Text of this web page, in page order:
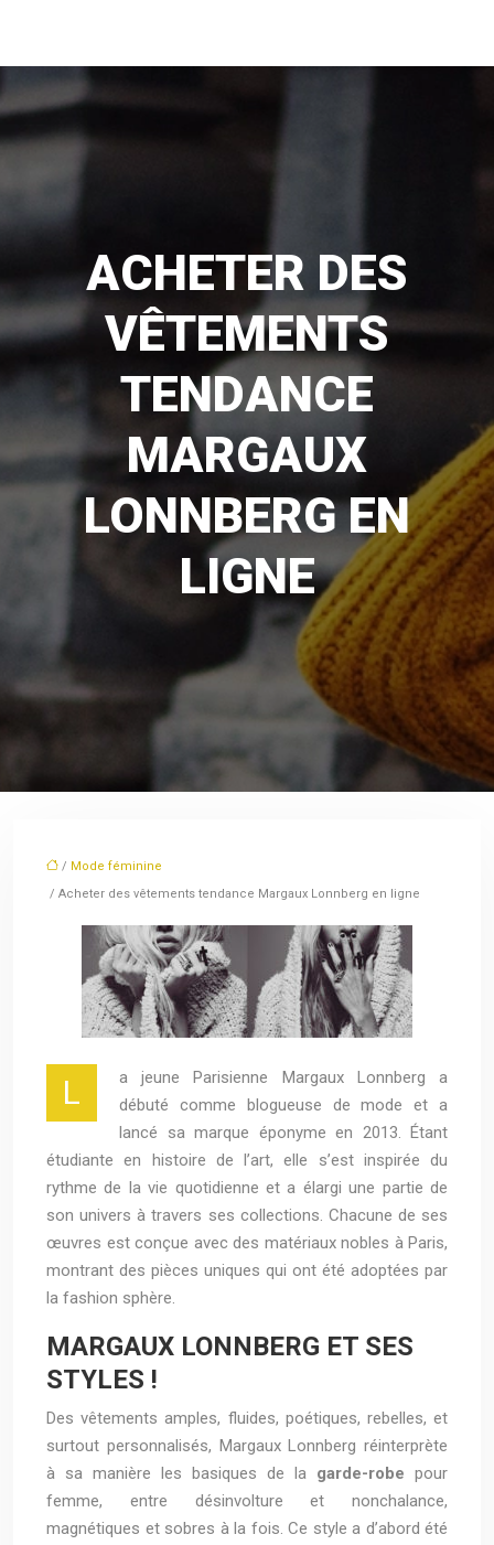
ACHETER DES
VÊTEMENTS
TENDANCE
MARGAUX
LONNBERG EN
LIGNE
/ Mode féminine
/ Acheter des vêtements tendance Margaux Lonnberg en ligne
L
a jeune Parisienne Margaux Lonnberg a
débuté comme blogueuse de mode et a
lancé sa marque éponyme en 2013. Étant
étudiante en histoire de l’art, elle s’est inspirée du
rythme de la vie quotidienne et a élargi une partie de
son univers à travers ses collections. Chacune de ses
œuvres est conçue avec des matériaux nobles à Paris,
montrant des pièces uniques qui ont été adoptées par
la fashion sphère.
MARGAUX LONNBERG ET SES
STYLES !
Des vêtements amples, fluides, poétiques, rebelles, et
surtout personnalisés, Margaux Lonnberg réinterprète
à sa manière les basiques de la garde-robe pour
femme, entre désinvolture et nonchalance,
magnétiques et sobres à la fois. Ce style a d’abord été